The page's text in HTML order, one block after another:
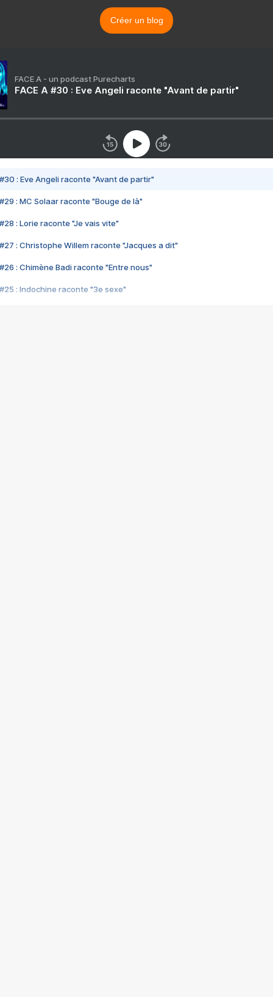
Créer un blog
FACE A - un podcast Purecharts
FACE A #30 : Eve Angeli raconte "Avant de partir"
#30 : Eve Angeli raconte "Avant de partir"
#29 : MC Solaar raconte "Bouge de là"
#28 : Lorie raconte "Je vais vite"
#27 : Christophe Willem raconte "Jacques a dit"
#26 : Chimène Badi raconte "Entre nous"
#25 : Indochine raconte "3e sexe"